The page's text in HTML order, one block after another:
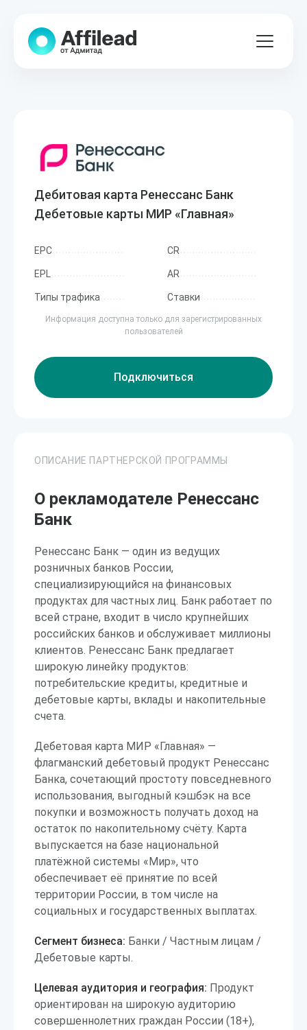
Дебитовая карта Ренессанс Банк
Дебетовые карты МИР «Главная»
EPC CR
EPL AR
Типы трафика Ставки
Информация доступна только для зарегистрированных
пользователей
Подключиться
ОПИСАНИЕ ПАРТНЕРСКОЙ ПРОГРАММЫ
О рекламодателе Ренессанс
Банк
Ренессанс Банк — один из ведущих
розничных банков России,
специализирующийся на финансовых
продуктах для частных лиц. Банк работает по
всей стране, входит в число крупнейших
российских банков и обслуживает миллионы
клиентов. Ренессанс Банк предлагает
широкую линейку продуктов:
потребительские кредиты, кредитные и
дебетовые карты, вклады и накопительные
счета.
Дебетовая карта МИР «Главная» —
флагманский дебетовый продукт Ренессанс
Банка, сочетающий простоту повседневного
использования, выгодный кэшбэк на все
покупки и возможность получать доход на
остаток по накопительному счёту. Карта
выпускается на базе национальной
платёжной системы «Мир», что
обеспечивает её принятие по всей
территории России, в том числе на
социальных и государственных выплатах.
Сегмент бизнеса: Банки / Частным лицам /
Дебетовые карты.
Целевая аудитория и география: Продукт
ориентирован на широкую аудиторию
совершеннолетних граждан России (18+),